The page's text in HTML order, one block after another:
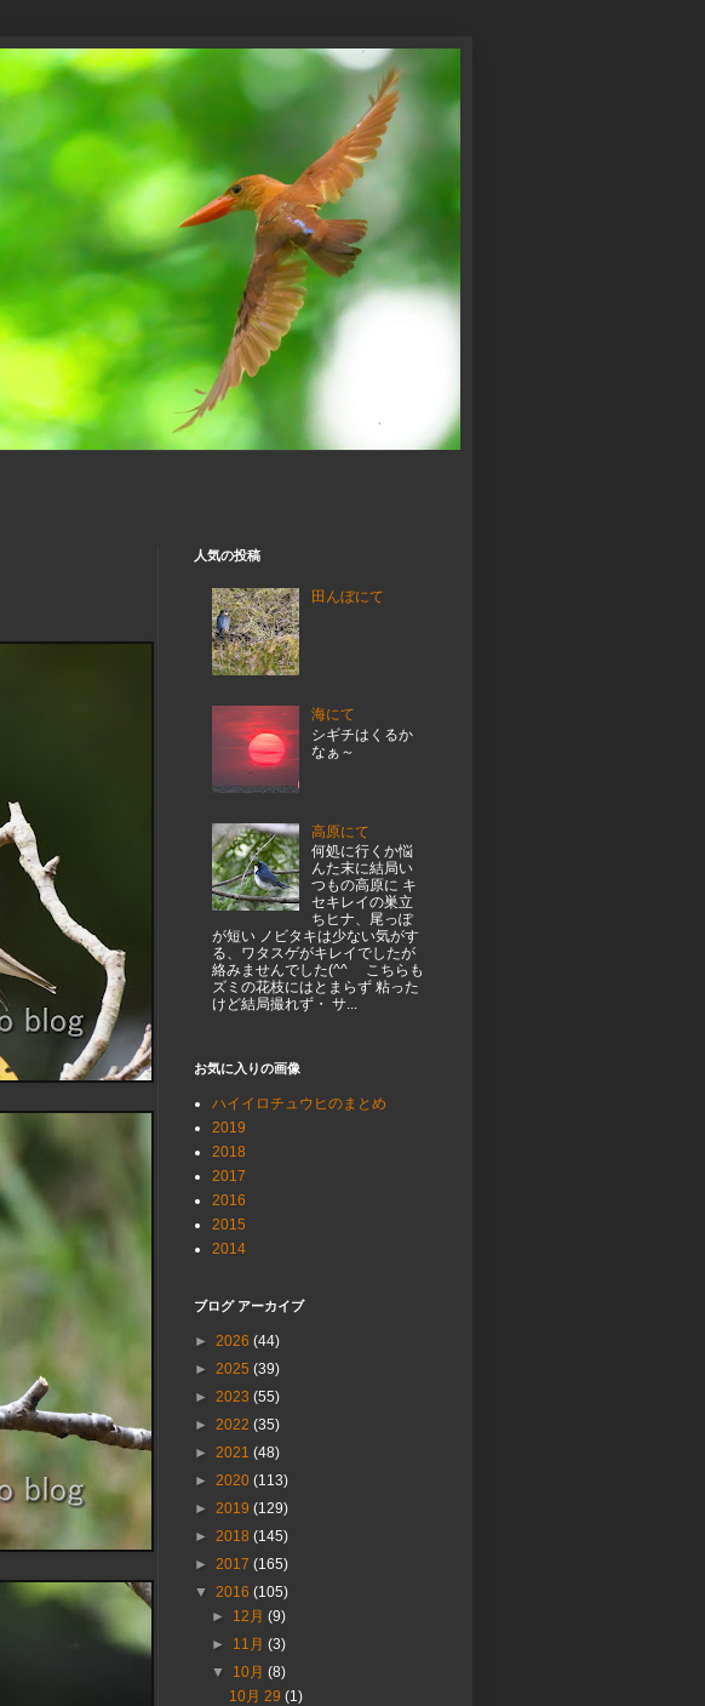
人気の投稿
田んぼにて
海にて
シギチはくるか
なぁ～
高原にて
何処に行くか悩
んた末に結局い
つもの高原に キ
セキレイの巣立
ちヒナ、尾っぽ
が短い ノビタキは少ない気がす
る、ワタスゲがキレイでしたが
絡みませんでした(^^ゞ こちらも
ズミの花枝にはとまらず 粘った
けど結局撮れず・ サ...
お気に入りの画像
ハイイロチュウヒのまとめ
2019
2018
2017
2016
2015
2014
ブログ アーカイブ
► 2026 (44)
► 2025 (39)
► 2023 (55)
► 2022 (35)
► 2021 (48)
► 2020 (113)
► 2019 (129)
► 2018 (145)
► 2017 (165)
▼ 2016 (105)
► 12月(9)
► 11月(3)
▼ 10月(8)
10月 29 (1)